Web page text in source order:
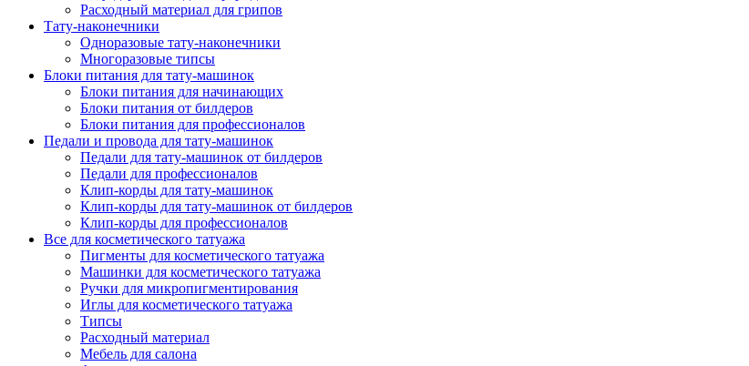
Расходный материал для грипов
Тату-наконечники
Одноразовые тату-наконечники
Многоразовые типсы
Блоки питания для тату-машинок
Блоки питания для начинающих
Блоки питания от билдеров
Блоки питания для профессионалов
Педали и провода для тату-машинок
Педали для тату-машинок от билдеров
Педали для профессионалов
Клип-корды для тату-машинок
Клип-корды для тату-машинок от билдеров
Клип-корды для профессионалов
Все для косметического татуажа
Пигменты для косметического татуажа
Машинки для косметического татуажа
Ручки для микропигментирования
Иглы для косметического татуажа
Типсы
Расходный материал
Мебель для салона